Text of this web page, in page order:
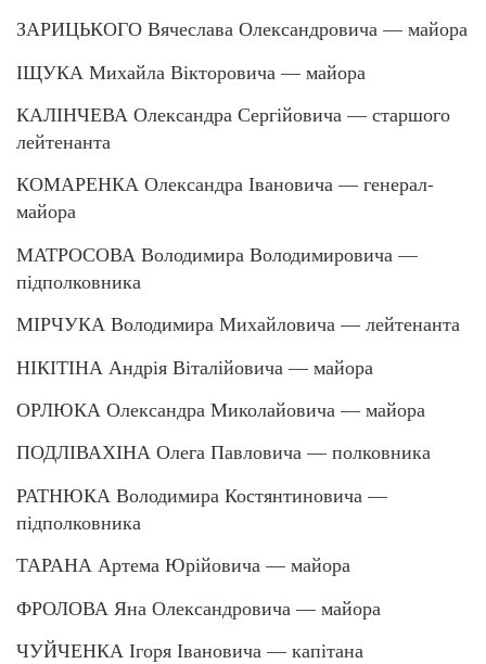
ЗАРИЦЬКОГО Вячеслава Олександровича — майора
ІЩУКА Михайла Вікторовича — майора
КАЛІНЧЕВА Олександра Сергійовича — старшого
лейтенанта
КОМАРЕНКА Олександра Івановича — генерал-
майора
МАТРОСОВА Володимира Володимировича —
підполковника
МІРЧУКА Володимира Михайловича — лейтенанта
НІКІТІНА Андрія Віталійовича — майора
ОРЛЮКА Олександра Миколайовича — майора
ПОДЛІВАХІНА Олега Павловича — полковника
РАТНЮКА Володимира Костянтиновича —
підполковника
ТАРАНА Артема Юрійовича — майора
ФРОЛОВА Яна Олександровича — майора
ЧУЙЧЕНКА Ігоря Івановича — капітана